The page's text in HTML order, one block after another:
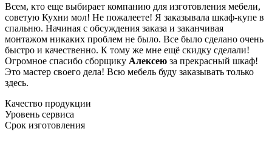
Всем, кто еще выбирает компанию для изготовления мебели,
советую Кухни мол! Не пожалеете! Я заказывала шкаф-купе в
спальню. Начиная с обсуждения заказа и заканчивая
монтажом никаких проблем не было. Все было сделано очень
быстро и качественно. К тому же мне ещё скидку сделали!
Огромное спасибо сборщику Алексею за прекрасный шкаф!
Это мастер своего дела! Всю мебель буду заказывать только
здесь.
Качество продукции
Уровень сервиса
Срок изготовления